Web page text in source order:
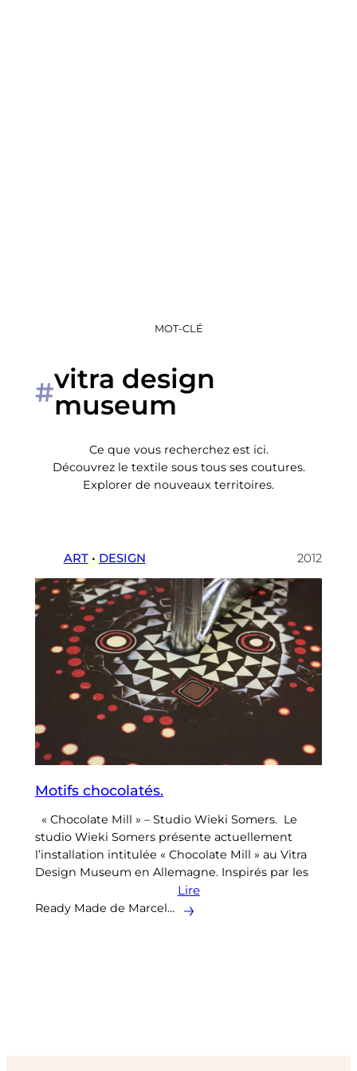
MOT-CLÉ
#vitra design
museum
Ce que vous recherchez est ici.
Découvrez le textile sous tous ses coutures.
Explorer de nouveaux territoires.
ART • DESIGN 2012
Motifs chocolatés.
« Chocolate Mill » – Studio Wieki Somers. Le
studio Wieki Somers présente actuellement
l’installation intitulée « Chocolate Mill » au Vitra
Design Museum en Allemagne. Inspirés par les
Ready Made de Marcel…
Lire